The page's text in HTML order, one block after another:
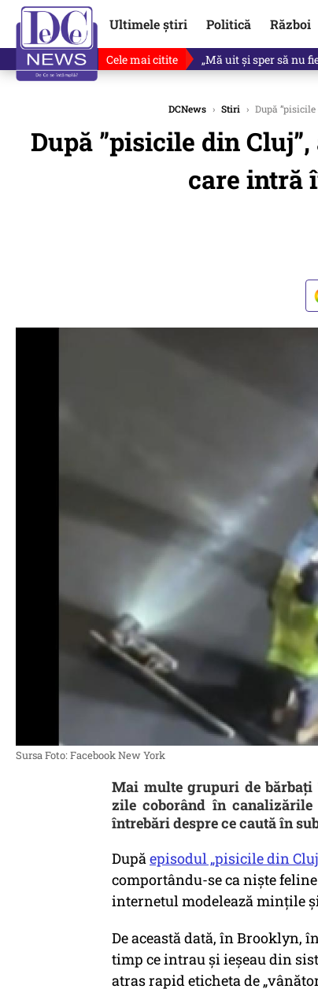
Ultimele știri Politică Război
Cele mai citite Singurul lucru care l-
DCNews › Stiri › După
După ”pisicile din
care intră
Sursa Foto: Facebook New York
Mai multe grupuri de
zile coborând în
întrebări despre ce caută în
Dupăepisodul „pisicile din
comportându-se ca niște
internetul modelează mințile
De această dată, în
timp ce intrau și ieșeau din
atras rapid eticheta de